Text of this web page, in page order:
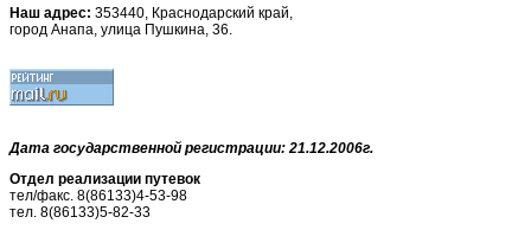
Наш адрес: 353440, Краснодарский край,
город Анапа, улица Пушкина, 36.
Дата государственной регистрации: 21.12.2006г.
Отдел реализации путевок
тел/факс. 8(86133)4-53-98
тел. 8(86133)5-82-33